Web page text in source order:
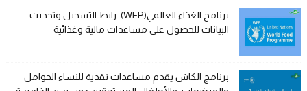
برنامج الغذاء العالمي(WFP): رابط التسجيل وتحديث
البيانات للحصول على مساعدات مالية وغذائية
برنامج الكاش يقدم مساعدات نقدية للنساء الحوامل